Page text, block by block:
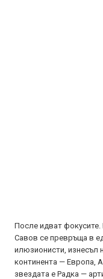
После идват
Савов се превръща в
илюзионисти, изнесъл
континента — Европа,
звездата е Радка —